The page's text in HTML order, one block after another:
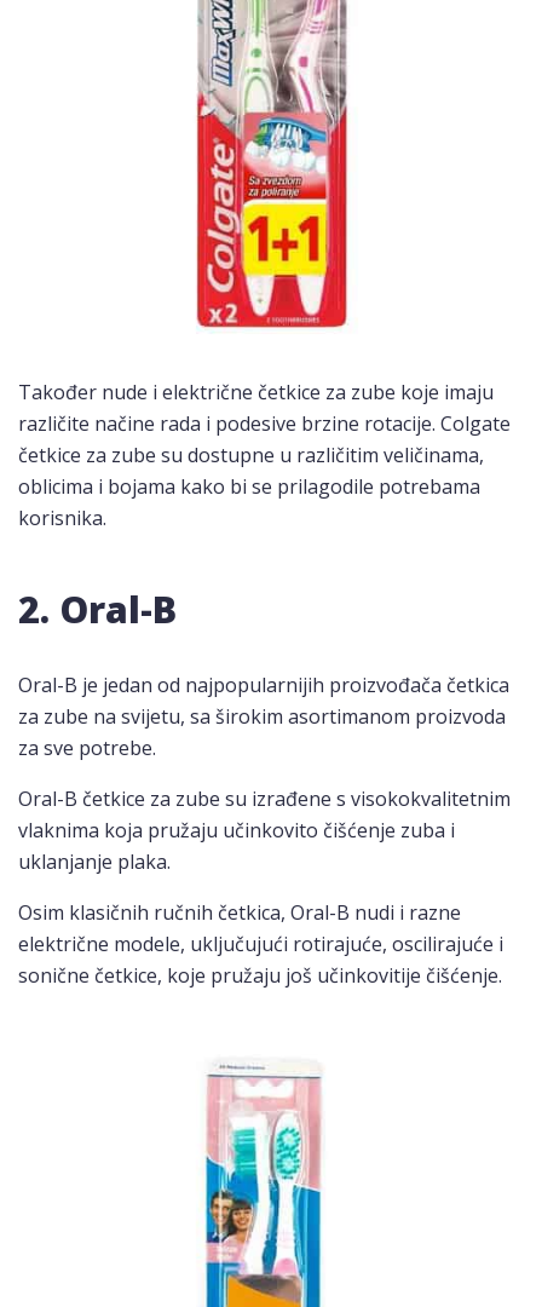
Također nude i električne četkice za zube koje imaju
različite načine rada i podesive brzine rotacije. Colgate
četkice za zube su dostupne u različitim veličinama,
oblicima i bojama kako bi se prilagodile potrebama
korisnika.
2. Oral-B
Oral-B je jedan od najpopularnijih proizvođača četkica
za zube na svijetu, sa širokim asortimanom proizvoda
za sve potrebe.
Oral-B četkice za zube su izrađene s visokokvalitetnim
vlaknima koja pružaju učinkovito čišćenje zuba i
uklanjanje plaka.
Osim klasičnih ručnih četkica, Oral-B nudi i razne
električne modele, uključujući rotirajuće, oscilirajuće i
sonične četkice, koje pružaju još učinkovitije čišćenje.